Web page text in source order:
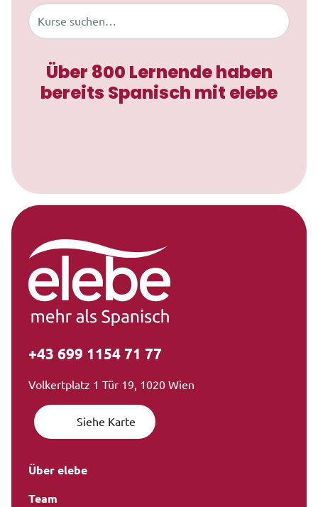
Buscar
Über 800 Lernende haben
bereits Spanisch mit elebe
+43 699 1154 71 77
Volkertplatz 1 Tür 19, 1020 Wien
Siehe Karte
Über elebe
Team